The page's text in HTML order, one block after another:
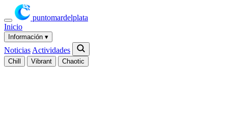
puntomardelplata
Inicio
Información ▾
Noticias Actividades
Chill Vibrant Chaotic